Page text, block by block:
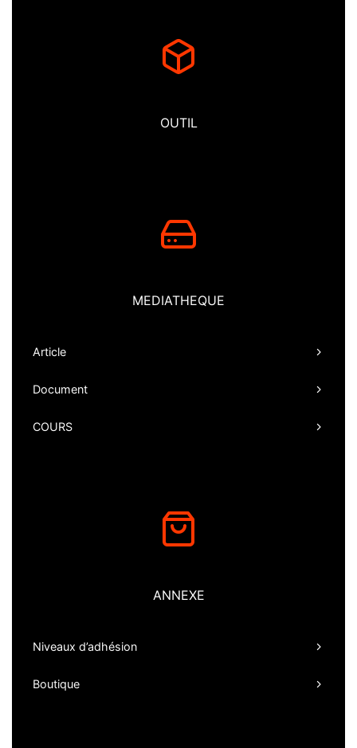
OUTIL
MEDIATHEQUE
Article
Document
COURS
ANNEXE
Niveaux d’adhésion
Boutique